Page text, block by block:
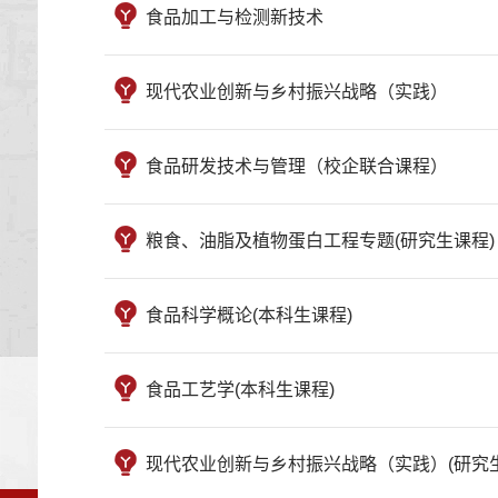
食品加工与检测新技术
现代农业创新与乡村振兴战略（实践）
食品研发技术与管理（校企联合课程）
粮食、油脂及植物蛋白工程专题(研究生课程)
食品科学概论(本科生课程)
食品工艺学(本科生课程)
现代农业创新与乡村振兴战略（实践）(研究